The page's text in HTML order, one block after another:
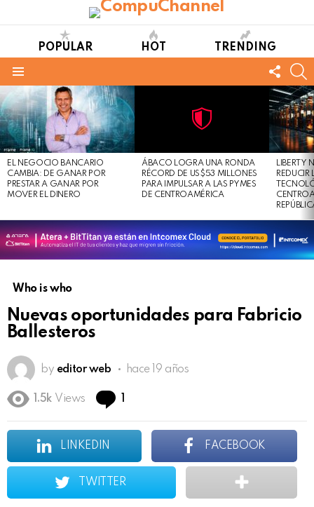
POPULAR HOT TRENDING
US
LATEST
STORIES
EL NEGOCIO BANCARIO
CAMBIA: DE GANAR POR
PRESTAR A GANAR POR
MOVER EL DINERO
Safe
For
Work
view
this
post
ÁBACO LOGRA UNA RONDA
RÉCORD DE US$53 MILLONES
PARA IMPULSAR A LAS PYMES
DE CENTROAMÉRICA
LIBERTY
REDUCIR
Who is who
Nuevas oportunidades para Fabricio
Ballesteros
by editor web hace 19 años
1.5k Views
LINKEDIN FACEBOOK
TWITTER